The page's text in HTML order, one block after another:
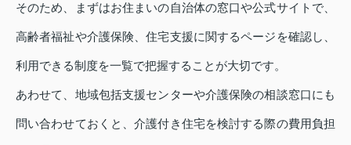
そのため、まずはお住まいの自治体の窓口や公式サイトで、
高齢者福祉や介護保険、住宅支援に関するページを確認し、
利用できる制度を一覧で把握することが大切です。
あわせて、地域包括支援センターや介護保険の相談窓口にも
問い合わせておくと、介護付き住宅を検討する際の費用負担